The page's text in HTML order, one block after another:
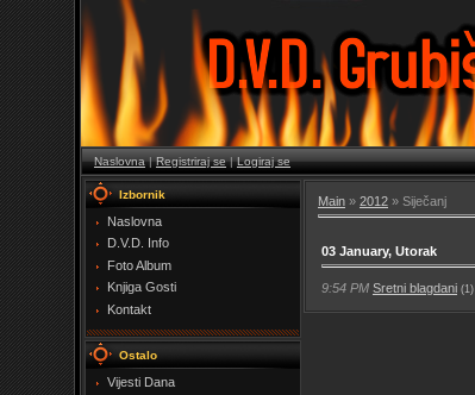
Naslovna|Registriraj se|Logiraj se
Izbornik
Naslovna
D.V.D. Info
Foto Album
Knjiga Gosti
Kontakt
Ostalo
Vijesti Dana
Main » 2012 » Siječanj
03 January, Utorak
9:54 PM Sretni blagdani (1)